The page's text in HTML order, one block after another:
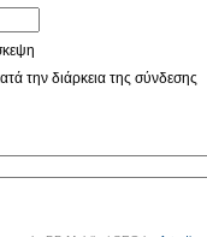
την διάρκεια της σύνδεσης